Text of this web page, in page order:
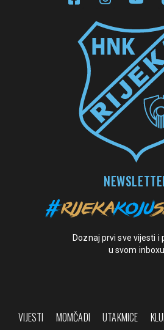
Doznaj prvi sve vijesti i
u svom inboxu
VIJESTI MOMČADI UTAKMICE